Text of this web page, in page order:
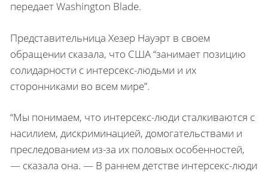
передает Washington Blade.
Представительница Хезер Науэрт в своем
обращении сказала, что США “занимает позицию
солидарности с интерсекс-людьми и их
сторонниками во всем мире”.
“Мы понимаем, что интерсекс-люди сталкиваются с
насилием, дискриминацией, домогательствами и
преследованием из-за их половых особенностей,
— сказала она. — В раннем детстве интерсекс-люди